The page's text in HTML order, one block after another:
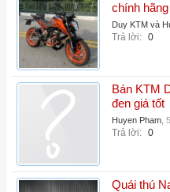
chính hãng
Duy KTM và
Trả lời: 0
Bán KTM
đen giá tốt
Huyen Pham
Trả lời: 0
Quái thú